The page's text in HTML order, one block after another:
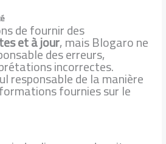
de fournir des
et à jour, mais Blogaro ne
des erreurs,
incorrectes.
responsable de la manière
fournies sur le